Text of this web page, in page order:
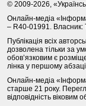
© 2009-2026,
Онлайн-медіа
– R40-01991.
Публікація всіх
дозволена тільки за
обов’язковим є
лінка у першому
Онлайн-медіа
старше 21 року.
відповідність віковим